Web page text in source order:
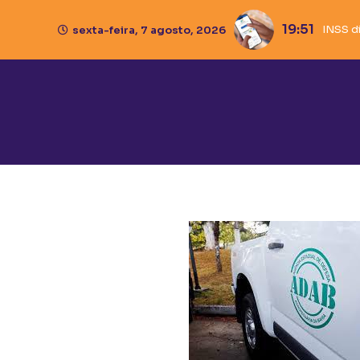
sexta-feira, 7 agosto, 2026 19:51
18:54 Caixa